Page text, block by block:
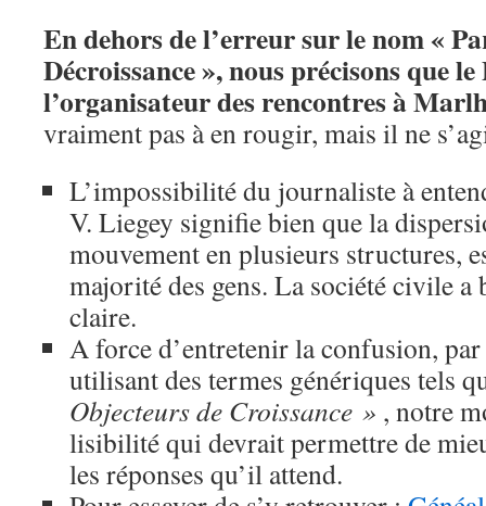
En dehors de l’erreur sur le nom «
Décroissance », nous précisons que
l’organisateur des rencontres à
vraiment pas à en rougir, mais il ne
L’impossibilité du journaliste à
V. Liegey signifie bien que la
mouvement en plusieurs structures,
majorité des gens. La société civile
claire.
A force d’entretenir la confusion,
utilisant des termes génériques tels
Objecteurs de Croissance » , notre
lisibilité qui devrait permettre de
les réponses qu’il attend.